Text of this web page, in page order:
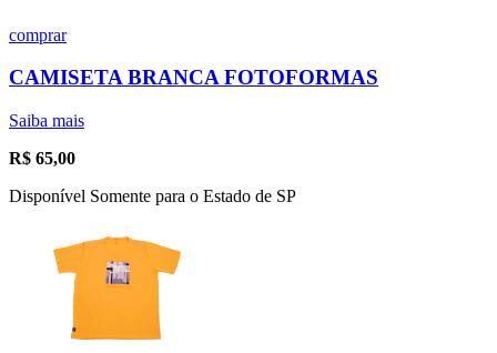
comprar
CAMISETA BRANCA FOTOFORMAS
Saiba mais
R$ 65,00
Disponível Somente para o Estado de SP